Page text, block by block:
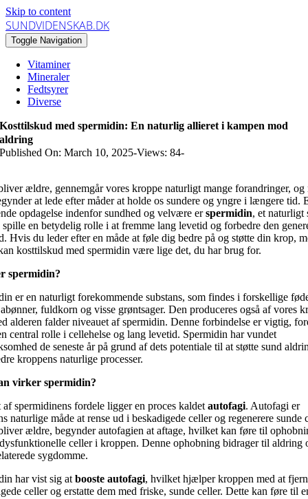
Skip to content
SUNDVIDENSKAB.DK
Toggle Navigation
Vitaminer
Mineraler
Fedtsyrer
Diverse
Kosttilskud med spermidin: En naturlig allieret i kampen mod
aldring
Published On: March 10, 2025-Views: 84-
ældre, gennemgår vores kroppe naturligt mange forandringer, og
at lede efter måder at holde os sundere og yngre i længere tid.
opdagelse indenfor sundhed og velvære erspermidin, et naturligt
spille en betydelig rolle i at fremme lang levetid og forbedre den
Hvis du leder efter en måde at føle dig bedre på og støtte din krop,
kosttilskud med spermidin være lige det, du har brug for.
spermidin?
er en naturligt forekommende substans, som findes i forskellige
fuldkorn og visse grøntsager. Den produceres også af vores
alderen falder niveauet af spermidin. Denne forbindelse er vigtig,
central rolle i cellehelse og lang levetid. Spermidin har vundet
de seneste år på grund af dets potentiale til at støtte sund
kroppens naturlige processer.
virker spermidin?
af spermidinens fordele ligger en proces kaldet autofagi. Autofagi er
naturlige måde at rense ud i beskadigede celler og regenerere sunde
ældre, begynder autofagien at aftage, hvilket kan føre til
celler i kroppen. Denne ophobning bidrager til aldring
sygdomme.
har vist sig at booste autofagi, hvilket hjælper kroppen med at
celler og erstatte dem med friske, sunde celler. Dette kan føre til